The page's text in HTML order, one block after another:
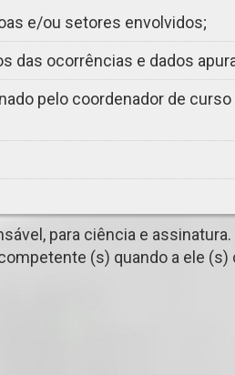
e/ou setores envolvidos;
das ocorrências e dados
pelo coordenador de curso
para ciência e assinatura.
(s) quando a ele (s)